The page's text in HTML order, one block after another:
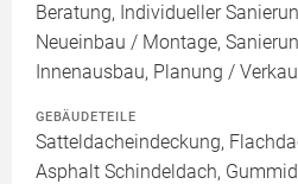
Beratung, Individueller
Neueinbau / Montage,
Innenausbau, Planung /
GEBÄUDETEILE
Satteldacheindeckung,
Asphalt Schindeldach,